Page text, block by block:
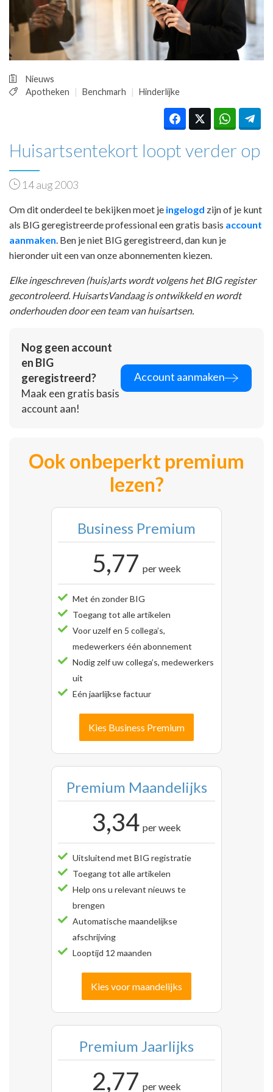
PRAKTIJKZAKEN
TARIEVEN
VPHUISARTSEN
INLOGGEN
Nieuws
Apotheken
Benchmarh Hinderlijke
Huisartsentekort loopt verder op
14 aug 2003
Om dit onderdeel te bekijken moet je ingelogd zijn of je kunt
als BIG geregistreerde professional een gratis basis account
aanmaken . Ben je niet BIG geregistreerd, dan kun je
hieronder uit een van onze abonnementen kiezen.
Elke ingeschreven (huis)arts wordt volgens het BIG register
gecontroleerd. HuisartsVandaag is ontwikkeld en wordt
onderhouden door een team van huisartsen.
Nog geen account
en BIG
geregistreerd?
Maak een gratis basis
account aan!
Account aanmaken
Ook onbeperkt premium
lezen?
Business Premium
5,77 per week
Met én zonder BIG
Toegang tot alle artikelen
Voor uzelf en 5 collega’s,
medewerkers één abonnement
Nodig zelf uw collega’s, medewerkers
uit
Eén jaarlijkse factuur
Kies Business Premium
Premium Maandelijks
3,34 per week
Uitsluitend met BIG registratie
Toegang tot alle artikelen
Help ons u relevant nieuws te
brengen
Automatische maandelijkse
afschrijving
Looptijd 12 maanden
Kies voor maandelijks
Premium Jaarlijks
2,77 per week